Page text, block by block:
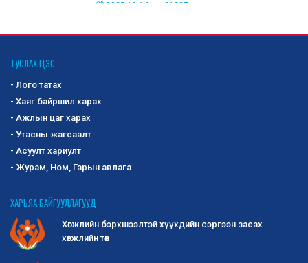
2025-10-14 21387
ҮЗЭСГЭЛЭН ХУДАЛДААНД ОРОЛЦУУЛАХ
БҮТЭЭГДЭХҮҮНИЙГ СОНГОН ШАЛГАРУУЛАХ ЗАР
Хөгжлийн бэрхшээлтэй иргэд, асран
бүтээгдэхүүнийг сонго...
-Сангийн сайдын 2019 оны 295 дугаар
хавсралт Маягт 3-02
ТУСЛАХ ЦЭС
- Лого татах
- Хаяг байршил харах
- Ажлын цаг харах
- Утасны жагсаалт
- Асуулт хариулт
- Журам, Ном, Гарын авлага
ХАРЬЯА БАЙГУУЛЛАГУУД
Хөгжлийн бэрхшээлтэй хүүхдийн сэргээн засах
хөгжлийн төв